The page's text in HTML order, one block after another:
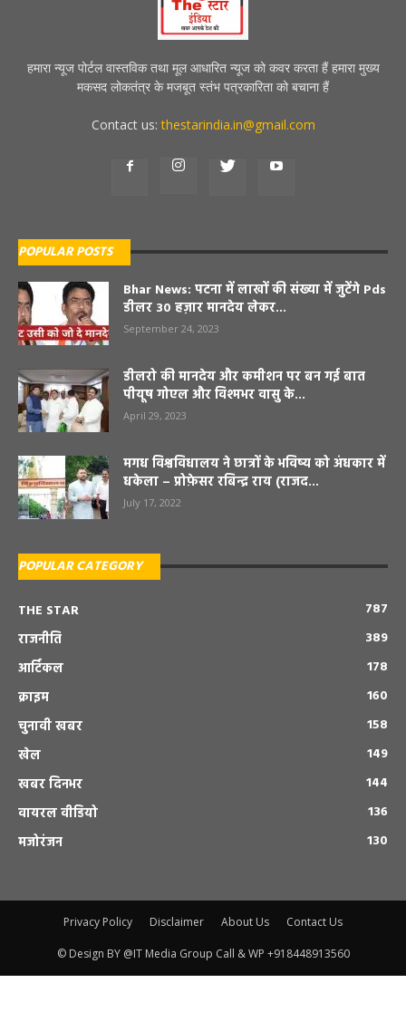
हमारा न्यूज पोर्टल वास्तविक तथा मूल आधारित न्यूज को कवर करता हैं हमारा मुख्य
मकसद लोकतंत्र के मजबूत स्तंभ पत्रकारिता को बचाना हैं
Contact us:thestarindia.in@gmail.com
POPULAR POSTS
Bhar News: पटना में लाखों की संख्या में जुटेंगे Pds
डीलर 30 हज़ार मानदेय लेकर...
September 24, 2023
डीलरो की मानदेय और कमीशन पर बन गई बात
पीयूष गोएल और विश्मभर वासु के...
April 29, 2023
मगध विश्वविधालय ने छात्रों के भविष्य को अंधकार में
धकेला – प्रोफ़ेसर रबिन्द्र राय (राजद...
July 17, 2022
POPULAR CATEGORY
THE STAR
787
राजनीति
389
आर्टिकल
178
क्राइम
160
चुनावी खबर
158
खेल
149
खबर दिनभर
144
वायरल वीडियो
136
मजोरंजन
130
Privacy Policy Disclaimer About Us Contact Us
© Design BY @IT Media Group Call & WP +918448913560